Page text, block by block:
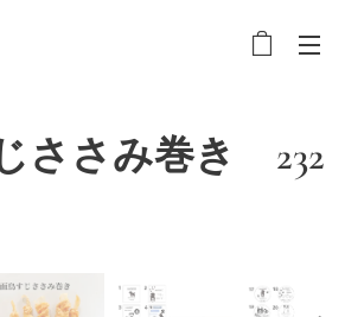
ささみ巻き 232